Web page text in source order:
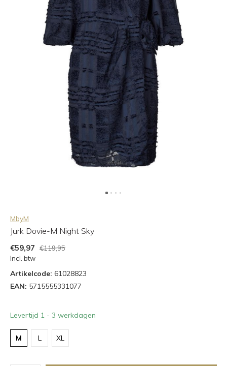
MbyM
Jurk Dovie-M Night Sky
€59,97
€119,95
Incl. btw
Artikelcode: 61028823
EAN: 5715555331077
Levertijd 1 - 3 werkdagen
M L XL